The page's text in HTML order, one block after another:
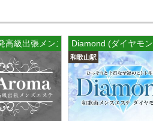
sirena (シレーナ) 錦
制服あり、ノルマ、罰
遇や手厚い福利厚生を
指名…
2025/04/09[藤が丘駅]
高級出張メンズエステ The Aroma
Diamond (ダイヤモ
和歌山駅